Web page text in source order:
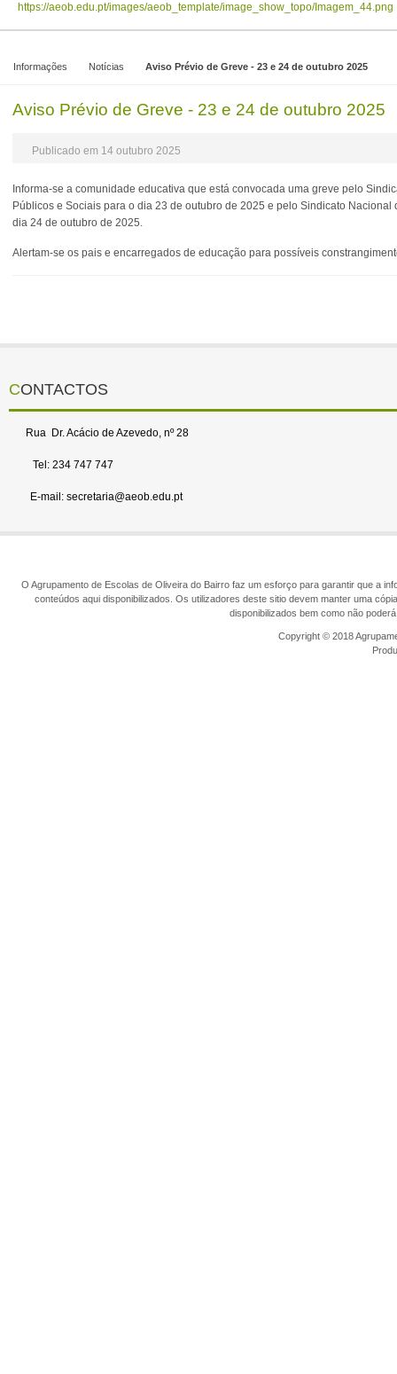
https://aeob.edu.pt/images/aeob_template/image_show_topo/Imagem_44.png
Informações Notícias Aviso Prévio de Greve - 23 e 24 de outubro 2025
Aviso Prévio de Greve - 23 e 24 de outubro 2025
Publicado em 14 outubro 2025
Informa-se a comunidade educativa que está convocada uma greve pelo
Públicos e Sociais para o dia 23 de outubro de 2025 e pelo Sindicato
dia 24 de outubro de 2025.
Alertam-se os pais e encarregados de educação para possíveis
CONTACTOS
Rua Dr. Acácio de Azevedo, nº 28
Tel: 234 747 747
E-mail: secretaria@aeob.edu.pt
O Agrupamento de Escolas de Oliveira do Bairro faz um esforço para garantir que a
conteúdos aqui disponibilizados. Os utilizadores deste sitio devem manter uma
disponibilizados bem como não
Copyright © 2018